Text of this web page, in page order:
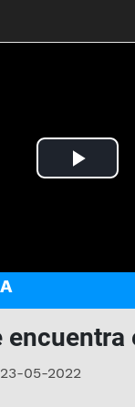
Play
encuentra
05-2022